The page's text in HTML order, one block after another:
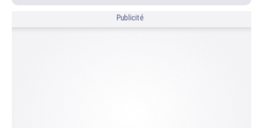
Publicité